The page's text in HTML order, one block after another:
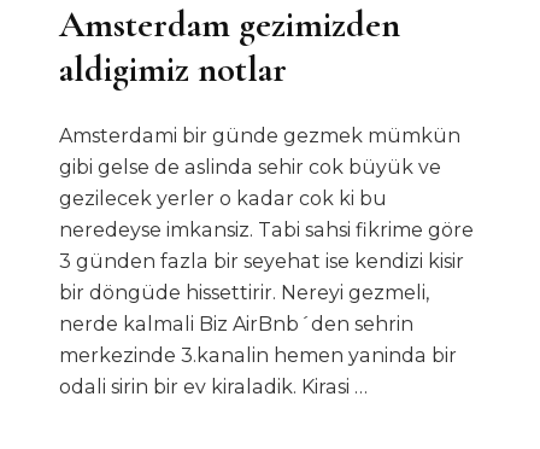
Amsterdam gezimizden
aldigimiz notlar
Amsterdami bir günde gezmek mümkün
gibi gelse de aslinda sehir cok büyük ve
gezilecek yerler o kadar cok ki bu
neredeyse imkansiz. Tabi sahsi fikrime göre
3 günden fazla bir seyehat ise kendizi kisir
bir döngüde hissettirir. Nereyi gezmeli,
nerde kalmali Biz AirBnb´den sehrin
merkezinde 3.kanalin hemen yaninda bir
odali sirin bir ev kiraladik. Kirasi …